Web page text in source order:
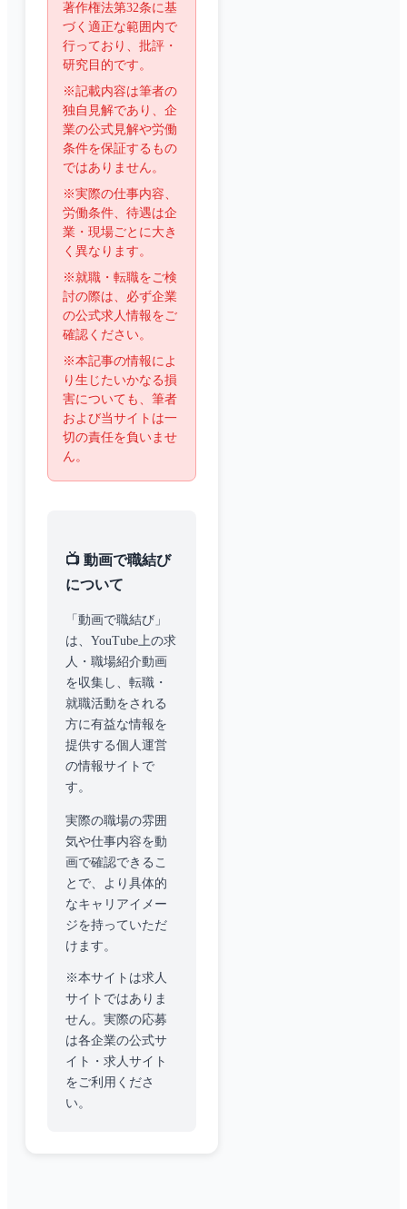
著作権法第32条に基
づく適正な範囲内で
行っており、批評・
研究目的です。
※記載内容は筆者の
独自見解であり、企
業の公式見解や労働
条件を保証するもの
ではありません。
※実際の仕事内容、
労働条件、待遇は企
業・現場ごとに大き
く異なります。
※就職・転職をご検
討の際は、必ず企業
の公式求人情報をご
確認ください。
※本記事の情報によ
り生じたいかなる損
害についても、筆者
および当サイトは一
切の責任を負いませ
ん。
📺 動画で職結び
について
「動画で職結び」
は、YouTube上の求
人・職場紹介動画
を収集し、転職・
就職活動をされる
方に有益な情報を
提供する個人運営
の情報サイトで
す。
実際の職場の雰囲
気や仕事内容を動
画で確認できるこ
とで、より具体的
なキャリアイメー
ジを持っていただ
けます。
※本サイトは求人
サイトではありま
せん。実際の応募
は各企業の公式サ
イト・求人サイト
をご利用くださ
い。